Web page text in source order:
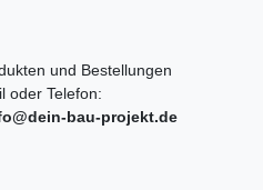
und Bestellungen
oder Telefon:
bau-projekt.de